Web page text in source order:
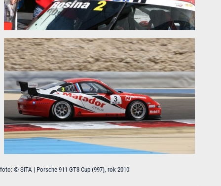
foto: © SITA | Porsche 911 GT3 Cup (997), rok 2010